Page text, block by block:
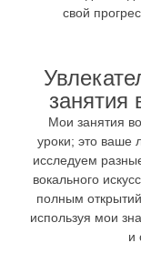
свой
занятия
Мои занятия
уроки; это ваше
исследуем
вокального
полным
используя мои
и